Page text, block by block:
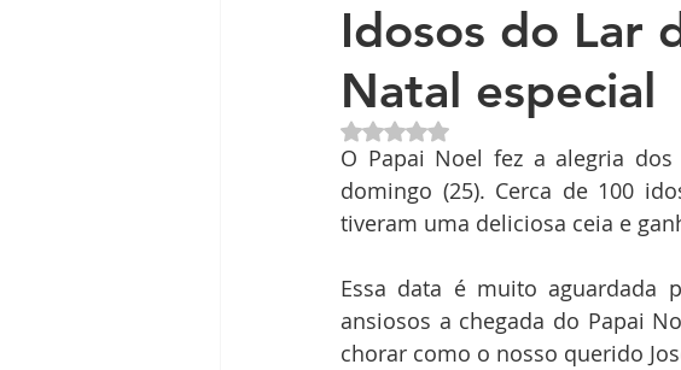
Idosos do Lar
Natal especial
Avaliado com NaN de 5 estrelas.
O Papai Noel fez a alegria
domingo (25). Cerca de 100
tiveram uma deliciosa ceia e
Essa data é muito aguardada
ansiosos a chegada do Papai
chorar como o nosso querido